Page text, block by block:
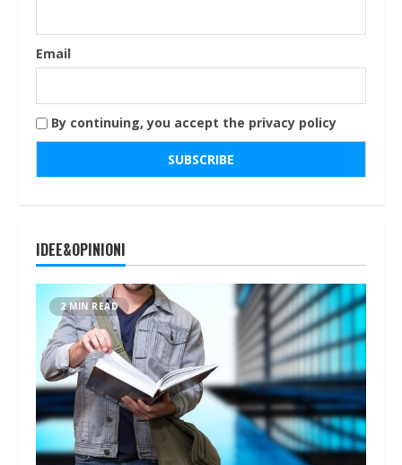
Email
By continuing, you accept the privacy policy
IDEE&OPINIONI
2 MIN READ